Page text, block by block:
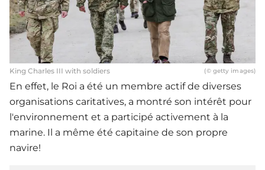
King Charles III with soldiers (© getty images)
En effet, le Roi a été un membre actif de diverses
organisations caritatives, a montré son intérêt pour
l'environnement et a participé activement à la
marine. Il a même été capitaine de son propre
navire!